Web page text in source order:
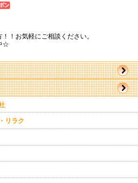
リラク
！お気軽にご相談ください。
☆